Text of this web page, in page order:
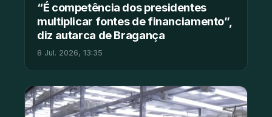
“É competência dos presidentes
multiplicar fontes de financiamento”,
diz autarca de Bragança
8 Jul. 2026, 13:35